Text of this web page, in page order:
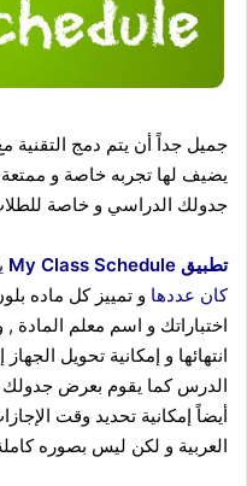
جميل جداً أن يتم دمج التقنية
يضيف لها تجربه خاصة و
جدولك الدراسي و خاصة
تطبيق My Class Schedule
كان عددها و تمييز كل ماده
اختباراتك و اسم معلم المادة
انتهائها و إمكانية تحويل
الدرس كما يقوم بعرض
أيضاً إمكانية تحديد وقت
العربية و لكن ليس بصوره